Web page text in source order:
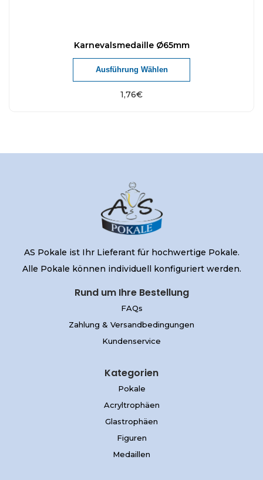
Karnevalsmedaille Ø65mm
1,76€
Ausführung Wählen
AS Pokale ist Ihr Lieferant für hochwertige Pokale.
Alle Pokale können individuell konfiguriert werden.
Rund um Ihre Bestellung
FAQs
Zahlung & Versandbedingungen
Kundenservice
Kategorien
Pokale
Acryltrophäen
Glastrophäen
Figuren
Medaillen